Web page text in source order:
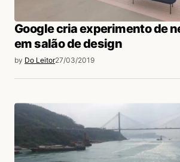
Google cria experimento de
em salão de design
by Do Leitor27/03/2019